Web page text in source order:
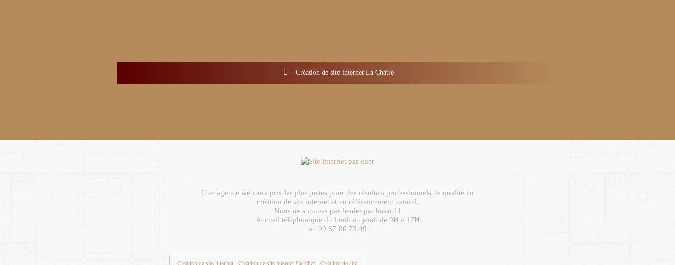
Création de site internet La Châtre
Une agence web aux prix les plus justes pour des résultats professionnels de qualité en
création de site internet et en référencement naturel.
Nous ne sommes pas leader par hasard !
Accueil téléphonique du lundi au jeudi de 9H à 17H
au 09 67 80 73 49
Création de site internet-Création de site internet Pas cher-Création de site